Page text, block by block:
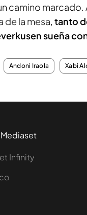
camino marcado.
de la mesa, tanto
sueña
Andoni Iraola Xabi
Infinity